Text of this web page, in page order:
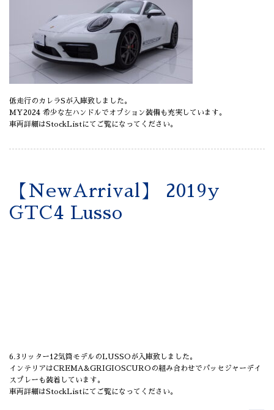
低走行のカレラSが入庫致しました。
MY2024 希少な左ハンドルでオプション装備も充実しています。
車両詳細はStockListにてご覧になってください。
【NewArrival】 2019y
GTC4 Lusso
6.3リッター12気筒モデルのLUSSOが入庫致しました。
インテリアはCREMA&GRIGIOSCUROの組み合わせでパッセジャーデイ
スプレーも装着しています。
車両詳細はStockListにてご覧になってください。